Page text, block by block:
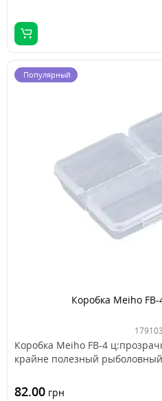
Популярный
Коробка Meiho
Коробка Meiho FB-4
крайне полезный рыболовный
82.00 грн